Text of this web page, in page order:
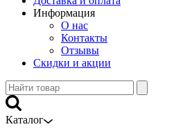
Информация
О нас
Контакты
Отзывы
Скидки и акции
Каталог